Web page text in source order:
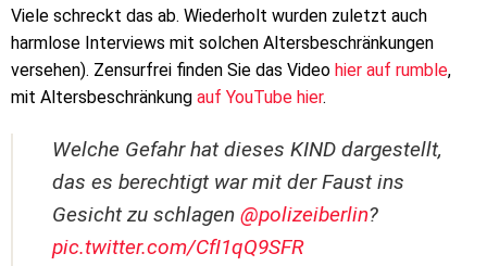
Viele schreckt das ab. Wiederholt wurden zuletzt auch
harmlose Interviews mit solchen Altersbeschränkungen
versehen). Zensurfrei finden Sie das Video hier auf rumble,
mit Altersbeschränkung auf YouTube hier.
Welche Gefahr hat dieses KIND dargestellt,
das es berechtigt war mit der Faust ins
Gesicht zu schlagen @polizeiberlin?
pic.twitter.com/CfI1qQ9SFR